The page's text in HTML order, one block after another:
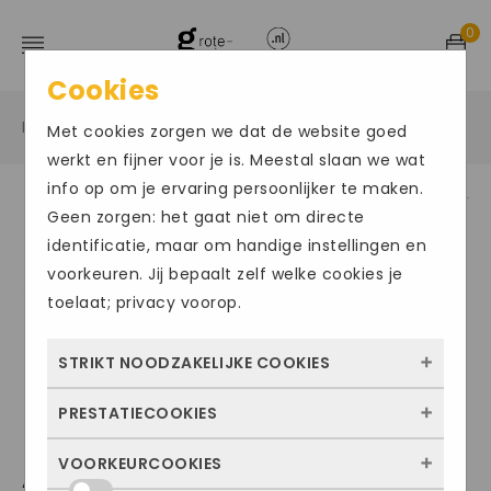
0
Home / Grote maten herenschoenen / Instapper
UITVERKOCHT
AUSTRALIAN CANTONA
Cookies
Met cookies zorgen we dat de website goed
werkt en fijner voor je is. Meestal slaan we wat
info op om je ervaring persoonlijker te maken.
Geen zorgen: het gaat niet om directe
identificatie, maar om handige instellingen en
voorkeuren. Jij bepaalt zelf welke cookies je
toelaat; privacy voorop.
STRIKT NOODZAKELIJKE COOKIES
Deze cookies zorgen ervoor dat de website
kunnen niet worden uitgezet. Meestal
PRESTATIECOOKIES
Met deze cookies zien we hoe vaak onze
VOORKEURCOOKIES